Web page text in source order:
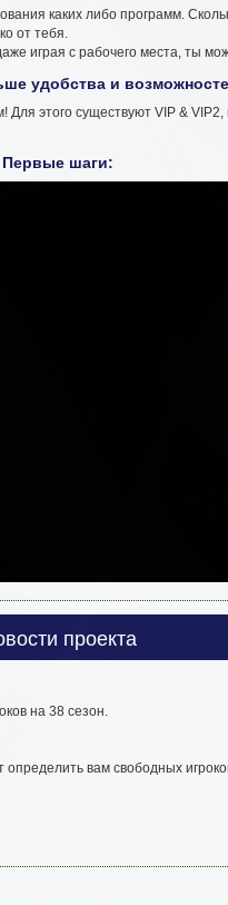
каких либо программ.
от тебя.
играя с рабочего места, ты
удобства и
Для этого существуют VIP &
Первые шаги:
проекта
на 38 сезон.
вам свободных